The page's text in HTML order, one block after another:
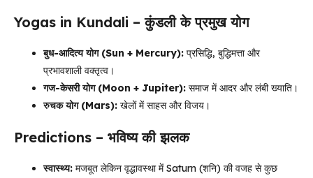
Yogas in Kundali – कुंडली के प्रमुख योग
बुध-आदित्य योग (Sun + Mercury): प्रसिद्धि, बुद्धिमत्ता और
प्रभावशाली वक्तृत्व।
गज-केसरी योग (Moon + Jupiter): समाज में आदर और लंबी ख्याति।
रुचक योग (Mars): खेलों में साहस और विजय।
Predictions – भविष्य की झलक
स्वास्थ्य: मजबूत लेकिन वृद्धावस्था में Saturn (शनि) की वजह से कुछ